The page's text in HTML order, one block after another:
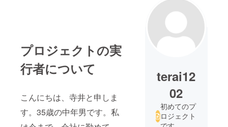
プロジェクトの実
行者について
こんにちは、寺井と申しま
す。35歳の中年男です。私
terai12
02
初めてのプ
ロジェクト